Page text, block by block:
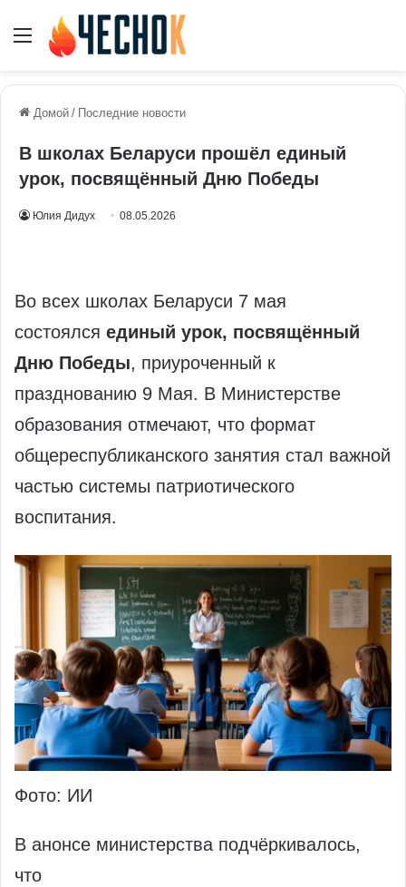
Меню
Домой / Последние новости
В школах Беларуси прошёл единый
урок, посвящённый Дню Победы
Юлия Дидух 08.05.2026
Во всех школах Беларуси 7 мая
состоялся единый урок, посвящённый
Дню Победы, приуроченный к
празднованию 9 Мая. В Министерстве
образования отмечают, что формат
общереспубликанского занятия стал важной
частью системы патриотического
воспитания.
Фото: ИИ
В анонсе министерства подчёркивалось,
что